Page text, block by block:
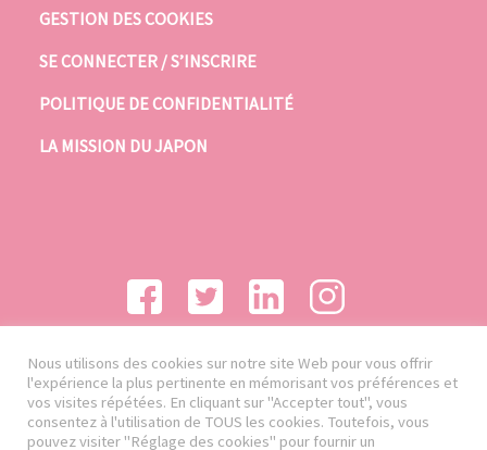
GESTION DES COOKIES
SE CONNECTER / S’INSCRIRE
POLITIQUE DE CONFIDENTIALITÉ
LA MISSION DU JAPON
Nous utilisons des cookies sur notre site Web pour vous offrir
l'expérience la plus pertinente en mémorisant vos préférences et
vos visites répétées. En cliquant sur "Accepter tout", vous
consentez à l'utilisation de TOUS les cookies. Toutefois, vous
pouvez visiter "Réglage des cookies" pour fournir un